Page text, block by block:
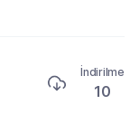
İndirilme
10